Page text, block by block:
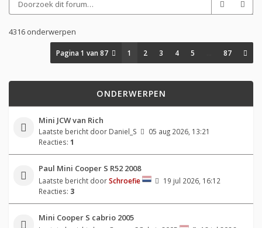
4316 onderwerpen
Pagina1 van87 1 2 3 4 5 87
ONDERWERPEN
Mini JCW van Rich
Laatste bericht door Daniel_S
05 aug 2026, 13:21
Reacties: 1
Paul Mini Cooper S R52 2008
Laatste bericht doorSchroefie
19 jul 2026, 16:12
Reacties: 3
Mini Cooper S cabrio 2005